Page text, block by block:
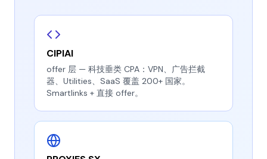
CIPIAI
offer 层 — 科技垂类 CPA：VPN、广告拦截
器、Utilities、SaaS 覆盖 200+ 国家。
Smartlinks + 直接 offer。